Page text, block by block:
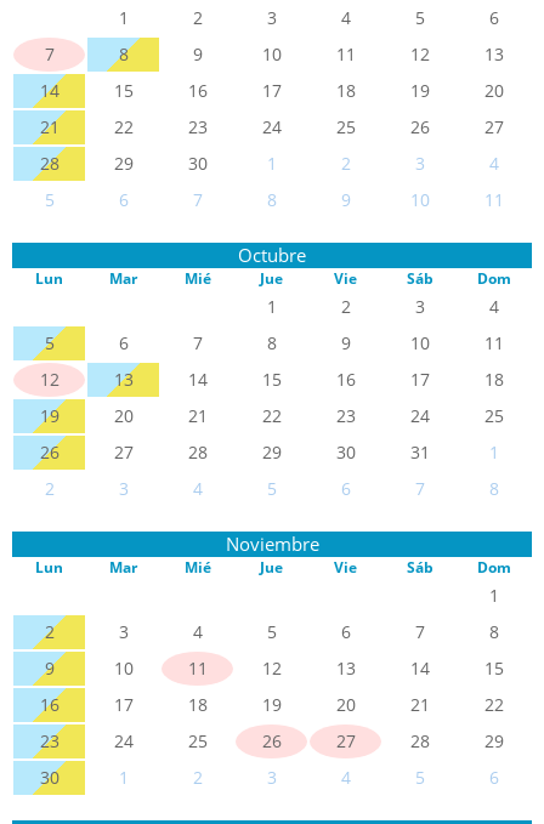
1 2 3 4 5
6
7
8 9 10 11 12
13
14
15 16 17 18 19
20
21
22 23 24 25 26
27
28
29 30 1 2 3
4
5
6 7 8 9 10 11
Octubre
Lun Mar Mié Jue Vie Sáb Dom
1 2 3
4
5
6 7 8 9 10
11
12
13 14 15 16 17
18
19
20 21 22 23 24
25
26
27 28 29 30 31
1
2
3 4 5 6 7 8
Noviembre
Lun Mar Mié Jue Vie Sáb Dom
1
2
3 4 5 6 7
8
9
10 11 12 13 14
15
16
17 18 19 20 21
22
23
24 25 26 27 28
29
30
1 2 3 4 5 6